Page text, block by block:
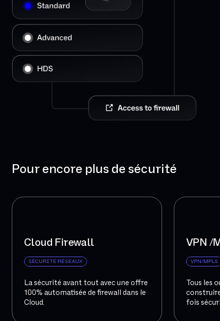
Pour encore plus de sécurité
Cloud Firewall
SÉCURITÉ RÉSEAUX
La sécurité avant tout avec une offre
100% automatisée de firewall dans le
Cloud.
VPN /
VPN/MPLS
Tous les
fois